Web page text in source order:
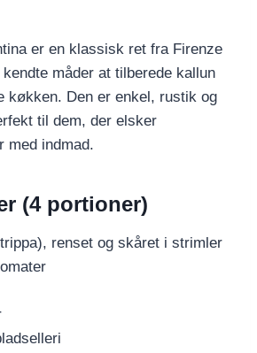
er en klassisk ret fra Firenze
måder at tilberede kallun
køkken. Den er enkel, rustik og
til dem, der elsker
med indmad.
(4 portioner)
renset og skåret i strimler